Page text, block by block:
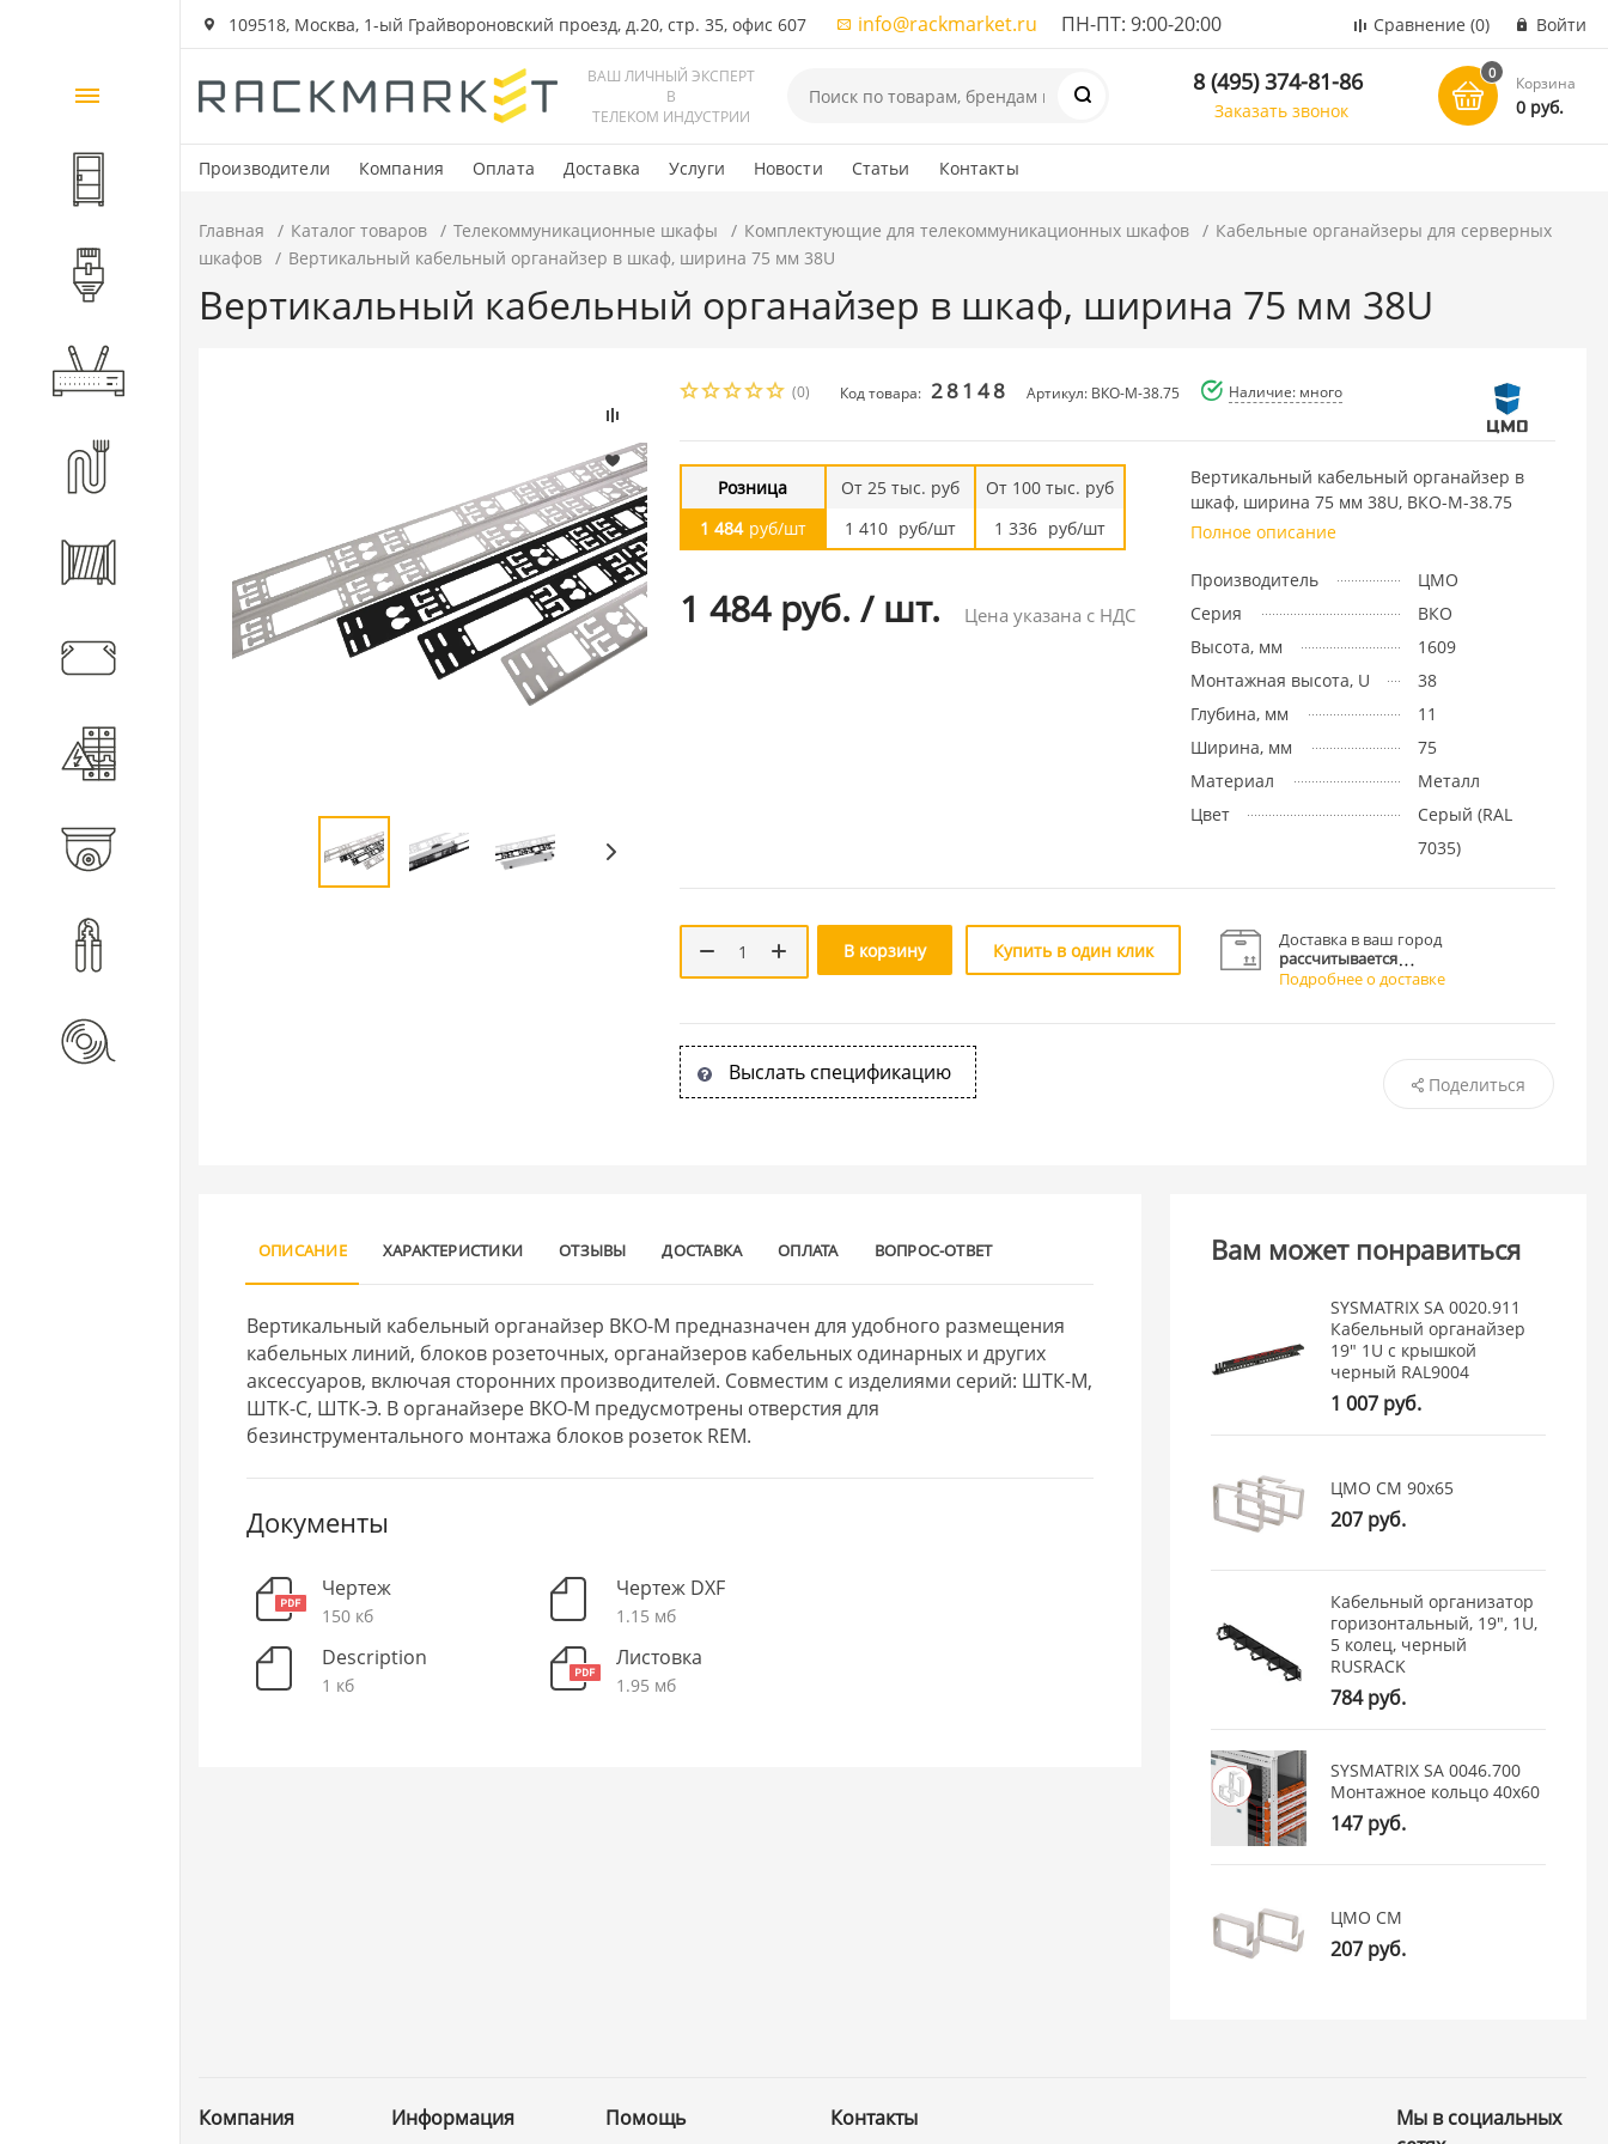
109518, Москва, 1-ый Грайвороновский проезд, д.20, стр. 35, офис 607 info@rackmarket.ru ПН-ПТ: 9:00-20:00 Сравнение (0) Войти
ВАШ ЛИЧНЫЙ ЭКСПЕРТ
В
ТЕЛЕКОМ ИНДУСТРИИ
8 (495) 374-81-86
Заказать звонок
0
Корзина
0 руб.
Производители Компания Оплата Доставка Услуги Новости Статьи Контакты
Каталог
товаров
Шкафы и стойки
Компоненты СКС
Кабеленесущие системы
Главная Каталог товаров Телекоммуникационные шкафы Комплектующие для телекоммуникационных шкафов
Кабельные органайзеры для серверных
шкафов
Вертикальный кабельный органайзер в шкаф, ширина 75 мм 38U
Вертикальный кабельный органайзер в шкаф, ширина 75 мм 38U
(0) Код товара: 28148 Артикул: ВКО-М-38.75 Наличие: много
Розница
1 484 руб/шт
От 25 тыс. руб
1 410 руб/шт
От 100 тыс. руб
1 336 руб/шт
1 484 руб. / шт. Цена указана с НДС
Вертикальный кабельный органайзер в
шкаф, ширина 75 мм 38U, ВКО-М-38.75
Полное описание
Производитель
ЦМО
Серия
ВКО
Высота, мм
1609
Монтажная высота, U
38
Глубина, мм
11
Ширина, мм
75
Материал
Металл
Цвет
Cерый (RAL
7035)
В корзину Купить в один клик
Доставка в ваш город
рассчитывается
Подробнее о доставке
Выслать спецификацию Поделиться
ОПИСАНИЕ ХАРАКТЕРИСТИКИ ОТЗЫВЫ ДОСТАВКА ОПЛАТА ВОПРОС-ОТВЕТ
Вертикальный кабельный органайзер ВКО-М предназначен для удобного размещения
кабельных линий, блоков розеточных, органайзеров кабельных одинарных и других
аксессуаров, включая сторонних производителей. Совместим с изделиями серий: ШТК-М,
ШТК-С, ШТК-Э. В органайзере ВКО-М предусмотрены отверстия для
безинструментального монтажа блоков розеток REM.
Документы
Чертеж
150 кб
Чертеж DXF
1.15 мб
Description
1 кб
Листовка
1.95 мб
Вам может понравиться
SYSMATRIX SA 0020.911
Кабельный органайзер
19" 1U с крышкой
черный RAL9004
1 007 руб.
ЦМО СМ 90x65
207 руб.
Кабельный организатор
горизонтальный, 19", 1U,
5 колец, черный
RUSRACK
784 руб.
SYSMATRIX SA 0046.700
Монтажное кольцо 40x60
147 руб.
ЦМО СМ
207 руб.
Компания Информация Помощь Контакты
Мы в социальных